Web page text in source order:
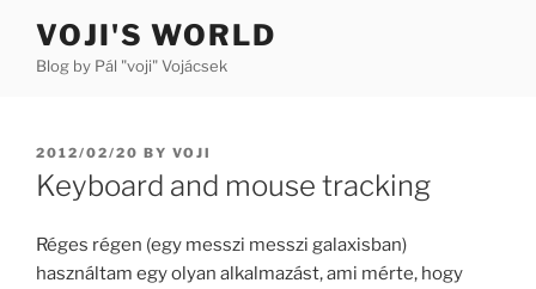
content
VOJI'S WORLD
Blog by Pál "voji" Vojácsek
POSTED
ON
2012/02/20 BY VOJI
Keyboard and mouse tracking
Réges régen (egy messzi messzi galaxisban)
használtam egy olyan alkalmazást, ami mérte, hogy